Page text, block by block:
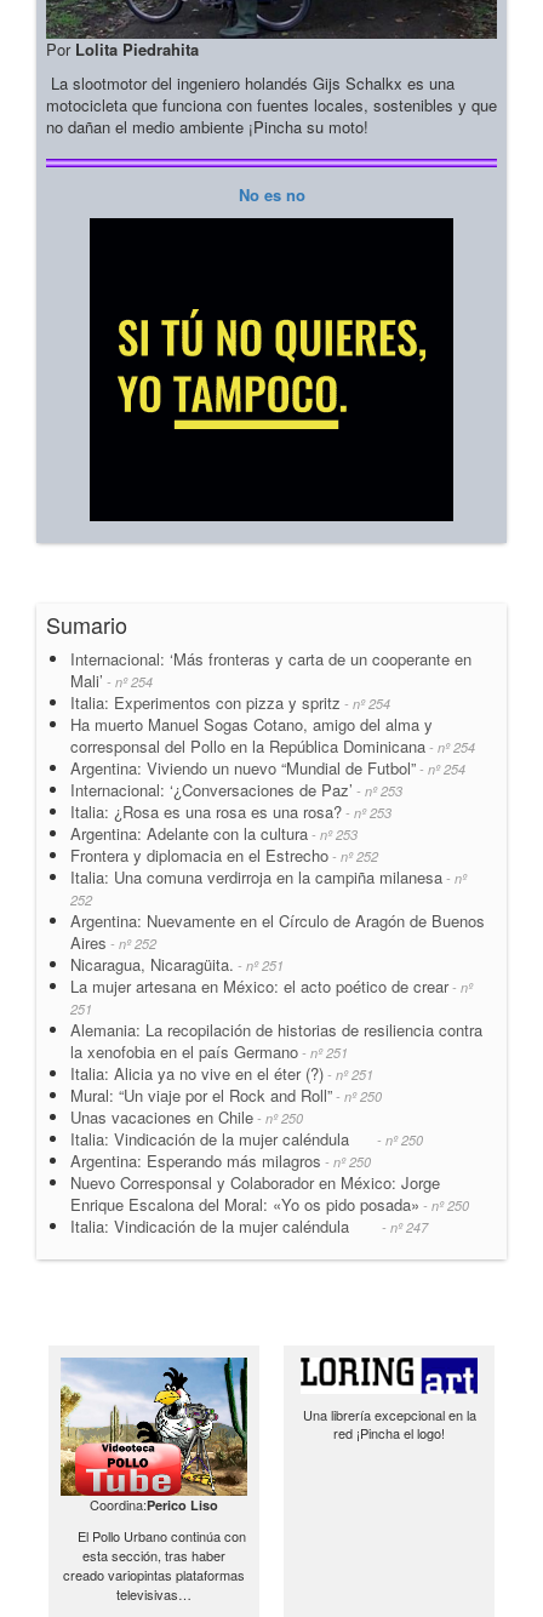
Por Lolita Piedrahita
La slootmotor del ingeniero holandés Gijs Schalkx es una
motocicleta que funciona con fuentes locales, sostenibles y que
no dañan el medio ambiente ¡Pincha su moto!
No es no
Sumario
Internacional: ‘Más fronteras y carta de un cooperante en
Mali’ - nº 254
Italia: Experimentos con pizza y spritz - nº 254
Ha muerto Manuel Sogas Cotano, amigo del alma y
corresponsal del Pollo en la República Dominicana - nº 254
Argentina: Viviendo un nuevo “Mundial de Futbol” - nº 254
Internacional: ‘¿Conversaciones de Paz’ - nº 253
Italia: ¿Rosa es una rosa es una rosa? - nº 253
Argentina: Adelante con la cultura - nº 253
Frontera y diplomacia en el Estrecho - nº 252
Italia: Una comuna verdirroja en la campiña milanesa - nº
252
Argentina: Nuevamente en el Círculo de Aragón de Buenos
Aires - nº 252
Nicaragua, Nicaragüita. - nº 251
La mujer artesana en México: el acto poético de crear- nº
251
Alemania: La recopilación de historias de resiliencia contra
la xenofobia en el país Germano - nº 251
Italia: Alicia ya no vive en el éter (?) - nº 251
Mural: “Un viaje por el Rock and Roll” - nº 250
Unas vacaciones en Chile - nº 250
Italia: Vindicación de la mujer caléndula - nº 250
Argentina: Esperando más milagros - nº 250
Nuevo Corresponsal y Colaborador en México: Jorge
Enrique Escalona del Moral: «Yo os pido posada» - nº 250
Italia: Vindicación de la mujer caléndula - nº 247
Coordina:Perico Liso
El Pollo Urbano continúa con
esta sección, tras haber
creado variopintas plataformas
televisivas…
Una librería excepcional en la
red ¡Pincha el logo!